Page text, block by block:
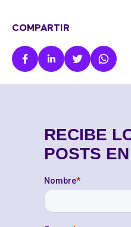
COMPARTIR